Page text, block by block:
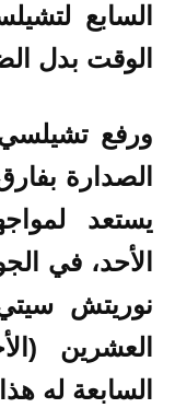
السابع
الوقت بدل
يستعد
الأحد، في
نوريتش
العشرين
السابعة له